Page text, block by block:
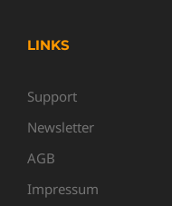
LINKS
Support
Newsletter
AGB
Impressum